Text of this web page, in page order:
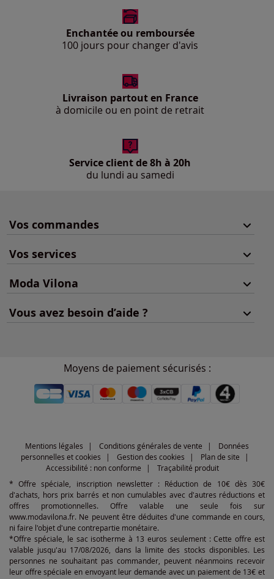
Enchantée ou remboursée
100 jours pour changer d'avis
Livraison partout en France
à domicile ou en point de retrait
Service client de 8h à 20h
du lundi au samedi
Vos commandes
Vos services
Moda Vilona
Vous avez besoin d’aide ?
Moyens de paiement sécurisés :
Mentions légales Conditions générales de vente
Données
personnelles et cookies
Gestion des cookies
Plan de site
Accessibilité : non conforme
Traçabilité produit
* Offre spéciale, inscription newsletter : Réduction de 10€ dès 30€
d'achats, hors prix barrés et non cumulables avec d'autres réductions et
offres promotionnelles. Offre valable une seule fois sur
www.modavilona.fr. Ne peuvent être déduites d'une commande en cours,
ni faire l'objet d'une contrepartie monétaire.
*Offre spéciale, le sac isotherme à 13 euros seulement : Cette offre est
valable jusqu'au 17/08/2026, dans la limite des stocks disponibles. Les
personnes ne souhaitant pas commander, peuvent néanmoins recevoir
leur offre spéciale en envoyant leur demande avec un paiement de 13€ et